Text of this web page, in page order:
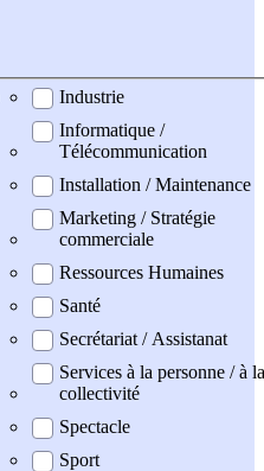
Industrie
Informatique /
Télécommunication
Installation / Maintenance
Marketing / Stratégie
commerciale
Ressources Humaines
Santé
Secrétariat / Assistanat
Services à la personne / à la
collectivité
Spectacle
Sport